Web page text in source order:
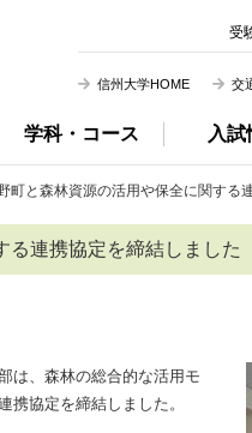
学科・コース 入試
受
信州大学HOME 交
と森林資源の活用や保全に関する
る連携協定を締結しました
は、森林の総合的な活用モ
携協定を締結しました。